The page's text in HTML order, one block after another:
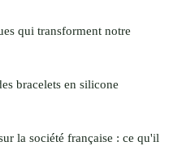
qui transforment notre
bracelets en silicone
la société française : ce qu'il